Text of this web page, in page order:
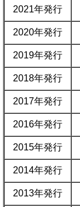
2021年発行
2020年発行
2019年発行
2018年発行
2017年発行
2016年発行
2015年発行
2014年発行
2013年発行